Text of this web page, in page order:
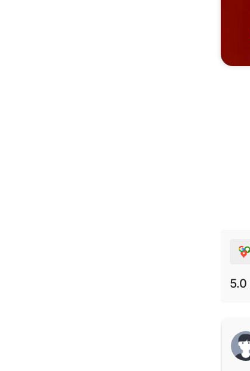
5.0